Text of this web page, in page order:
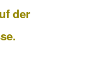
der